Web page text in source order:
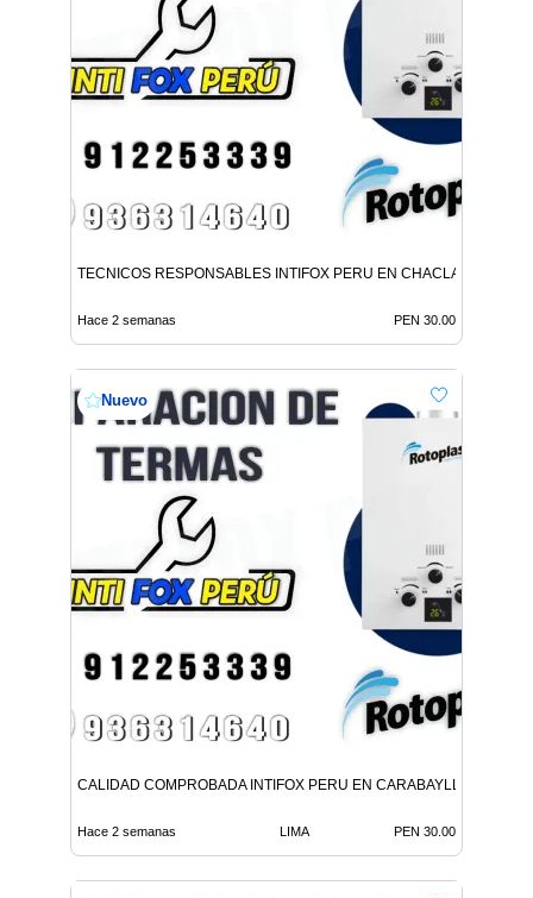
TECNICOS RESPONSABLES INTIFOX PERU EN CHACLACAYO
Hace 2 semanas PEN 30.00
Nuevo
CALIDAD COMPROBADA INTIFOX PERU EN CARABAYLLO
Hace 2 semanas LIMA PEN 30.00